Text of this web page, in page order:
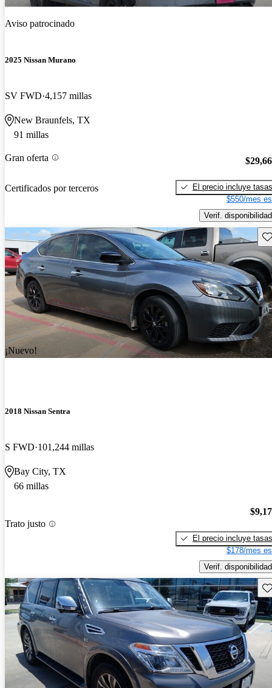
Aviso patrocinado
2025 Nissan Murano
SV FWD 4,157 millas
New Braunfels, TX
91 millas
Gran oferta
Certificados por terceros
El precio incluye tasas
$550/mes
Verif. disponibilidad
¡Nuevo!
2018 Nissan Sentra
S FWD 101,244 millas
Bay City, TX
66 millas
Trato justo
El precio incluye tasas
$178/mes
Verif. disponibilidad